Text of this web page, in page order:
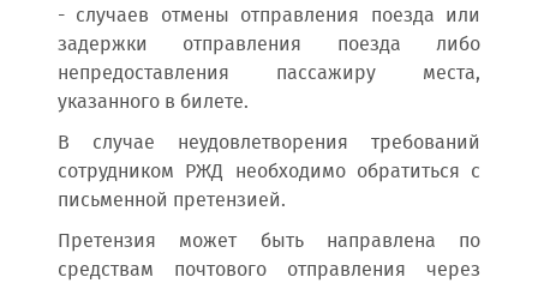
- случаев отмены отправления поезда или
задержки отправления поезда либо
непредоставления пассажиру места,
указанного в билете.
В случае неудовлетворения требований
сотрудником РЖД необходимо обратиться с
письменной претензией.
Претензия может быть направлена по
средствам почтового отправления через